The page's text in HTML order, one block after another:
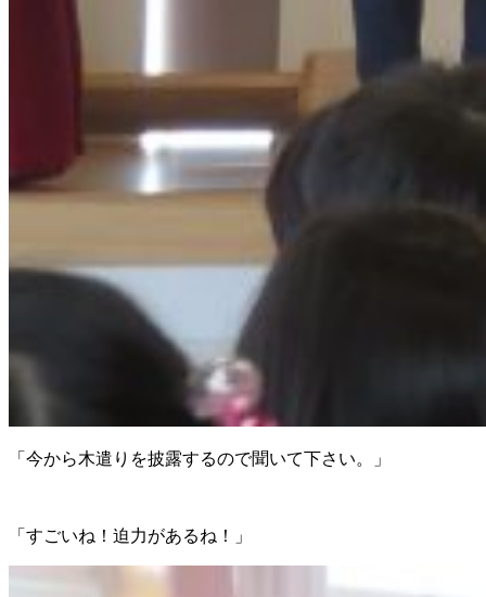
「今から木遣りを披露するので聞いて下さい。」
「すごいね！迫力があるね！」